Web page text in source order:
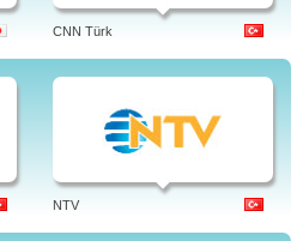
CNN Türk
NTV